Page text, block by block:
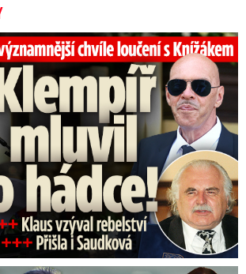
Knížáka: Dojatý Klempíř, Pospíšil s Medou